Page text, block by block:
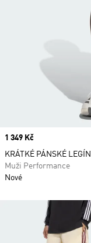
Price
1 349 Kč
KRÁTKÉ PÁNSKÉ
Muži Performance
Nové